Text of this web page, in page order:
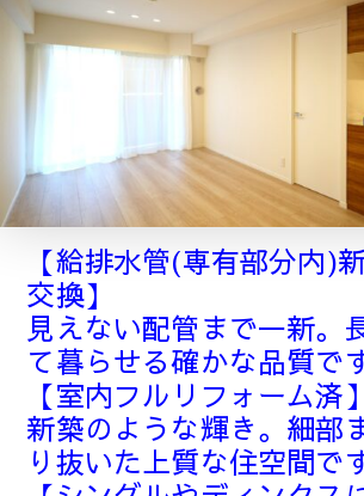
【給排水管(専有部分内)
交換】
見えない配管まで一新。
て暮らせる確かな品質で
【室内フルリフォーム済】
新築のような輝き。細部
り抜いた上質な住空間で